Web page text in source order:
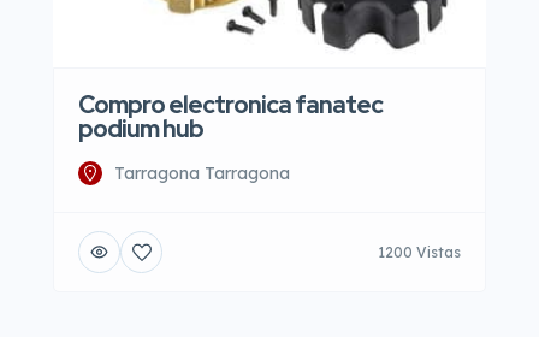
Compro electronica fanatec
podium hub
Tarragona Tarragona
1200 Vistas